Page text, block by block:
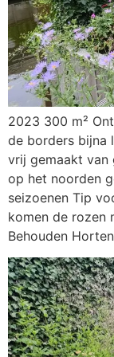
2023 300 m²
de borders bijna
vrij gemaakt van
op het noorden
seizoenen Tip
komen de rozen
Behouden